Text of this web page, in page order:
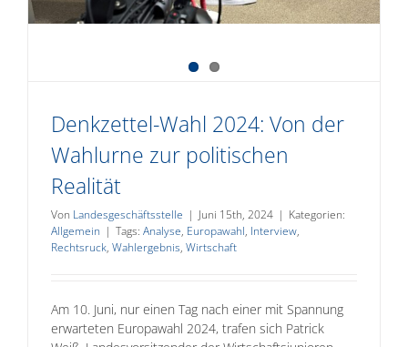
Denkzettel-Wahl 2024: Von der
Wahlurne zur politischen
Realität
Von Landesgeschäftsstelle | Juni 15th, 2024 | Kategorien:
Allgemein | Tags: Analyse, Europawahl, Interview,
Rechtsruck, Wahlergebnis, Wirtschaft
Am 10. Juni, nur einen Tag nach einer mit Spannung
erwarteten Europawahl 2024, trafen sich Patrick